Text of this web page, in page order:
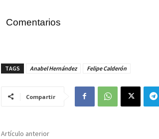
Comentarios
TAGS Anabel Hernández Felipe Calderón
Compartir
Artículo anterior